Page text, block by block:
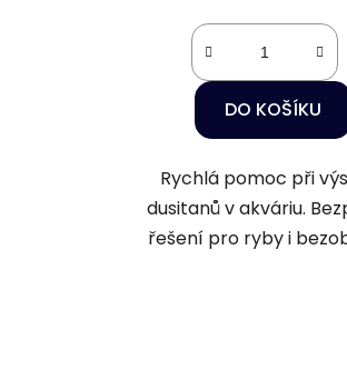
DO KOŠÍKU
Rychlá pomoc při
dusitanů v akváriu.
řešení pro ryby i